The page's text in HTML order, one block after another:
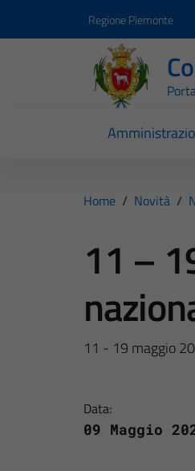
Regione Piemonte
Home / Novità /
11 –
11 - 19 maggio
Data:
09 Maggio